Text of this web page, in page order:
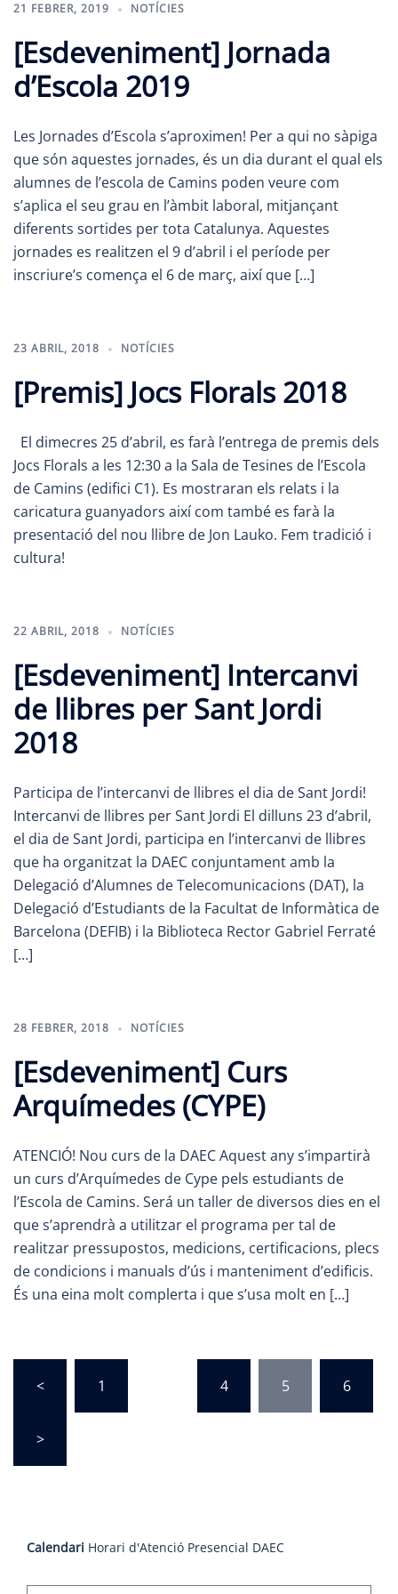
21 FEBRER, 2019 NOTÍCIES
[Esdeveniment] Jornada
d’Escola 2019
Les Jornades d’Escola s’aproximen! Per a qui no sàpiga
que són aquestes jornades, és un dia durant el qual els
alumnes de l’escola de Camins poden veure com
s’aplica el seu grau en l’àmbit laboral, mitjançant
diferents sortides per tota Catalunya. Aquestes
jornades es realitzen el 9 d’abril i el període per
inscriure’s comença el 6 de març, així que […]
23 ABRIL, 2018 NOTÍCIES
[Premis] Jocs Florals 2018
El dimecres 25 d’abril, es farà l’entrega de premis dels
Jocs Florals a les 12:30 a la Sala de Tesines de l’Escola
de Camins (edifici C1). Es mostraran els relats i la
caricatura guanyadors així com també es farà la
presentació del nou llibre de Jon Lauko. Fem tradició i
cultura!
22 ABRIL, 2018 NOTÍCIES
[Esdeveniment] Intercanvi
de llibres per Sant Jordi
2018
Participa de l’intercanvi de llibres el dia de Sant Jordi!
Intercanvi de llibres per Sant Jordi El dilluns 23 d’abril,
el dia de Sant Jordi, participa en l’intercanvi de llibres
que ha organitzat la DAEC conjuntament amb la
Delegació d’Alumnes de Telecomunicacions (DAT), la
Delegació d’Estudiants de la Facultat de Informàtica de
Barcelona (DEFIB) i la Biblioteca Rector Gabriel Ferraté
[…]
28 FEBRER, 2018 NOTÍCIES
[Esdeveniment] Curs
Arquímedes (CYPE)
ATENCIÓ! Nou curs de la DAEC Aquest any s’impartirà
un curs d’Arquímedes de Cype pels estudiants de
l’Escola de Camins. Será un taller de diversos dies en el
que s’aprendrà a utilitzar el programa per tal de
realitzar pressupostos, medicions, certificacions, plecs
de condicions i manuals d’ús i manteniment d’edificis.
És una eina molt complerta i que s’usa molt en […]
de
entrades
< 1 4 5 6
>
Calendari Horari d'Atenció Presencial DAEC